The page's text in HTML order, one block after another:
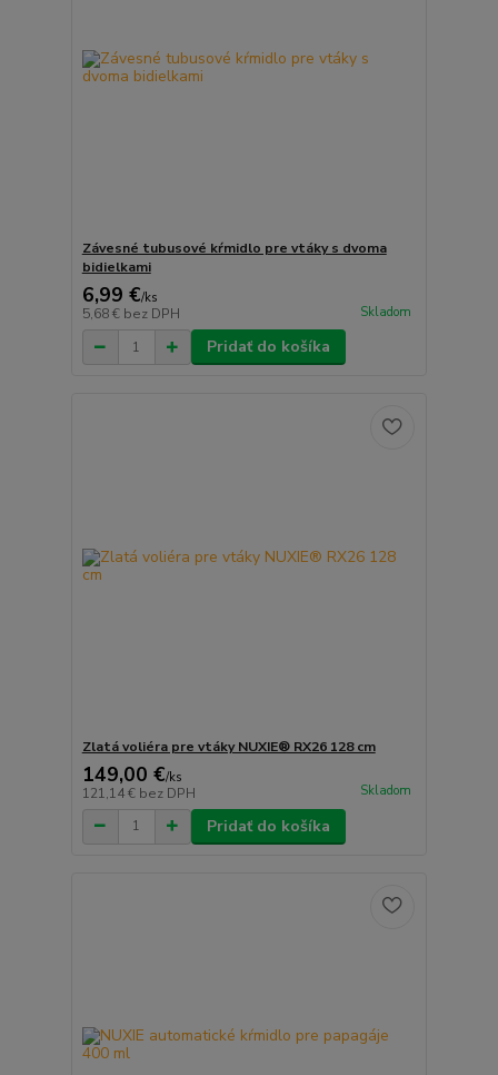
Závesné tubusové kŕmidlo pre vtáky s dvoma
bidielkami
6,99 €/ks
5,68 € bez DPH Skladom
Pridať do košíka
Zlatá voliéra pre vtáky NUXIE® RX26 128 cm
149,00 €/ks
121,14 € bez DPH Skladom
Pridať do košíka